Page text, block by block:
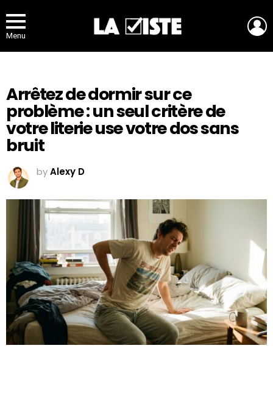
Menu
Arrêtez de dormir sur ce
problème : un seul critère de
votre literie use votre dos sans
bruit
byAlexy D